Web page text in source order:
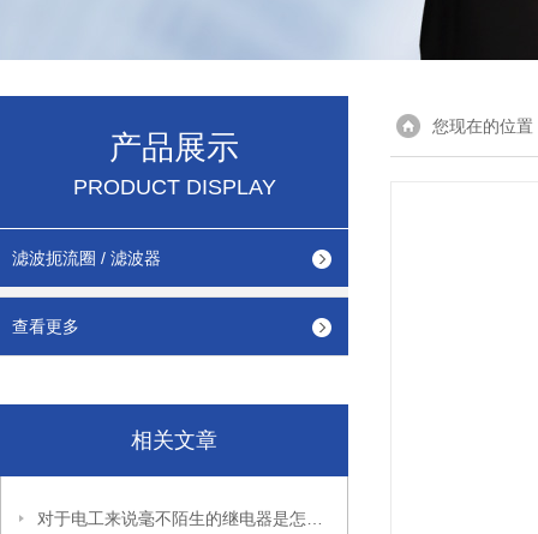
产品展示
PRODUCT DISPLAY
滤波扼流圈 / 滤波器
查看更多
相关文章
您现在的位置